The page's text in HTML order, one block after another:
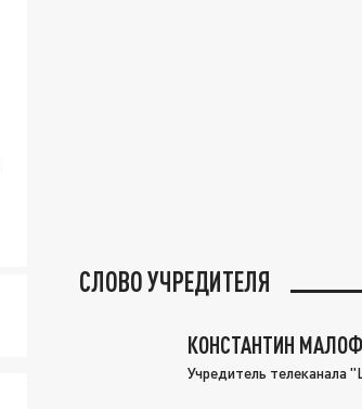
СЛОВО УЧРЕДИТЕЛЯ
КОНСТАНТИН
Учредитель телеканала